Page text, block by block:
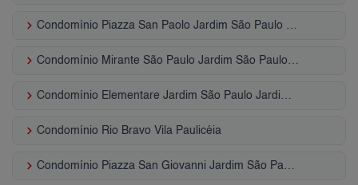
keyboard_arrow_right
keyboard_arrow_right
keyboard_arrow_right
keyboard_arrow_right Condomínio Rio Bravo Vila Paulicéia
keyboard_arrow_right